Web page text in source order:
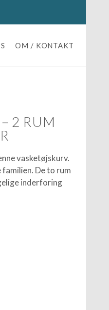
OM / KONTAKT
2 RUM
vasketøjskurv.
De to rum
inderforing